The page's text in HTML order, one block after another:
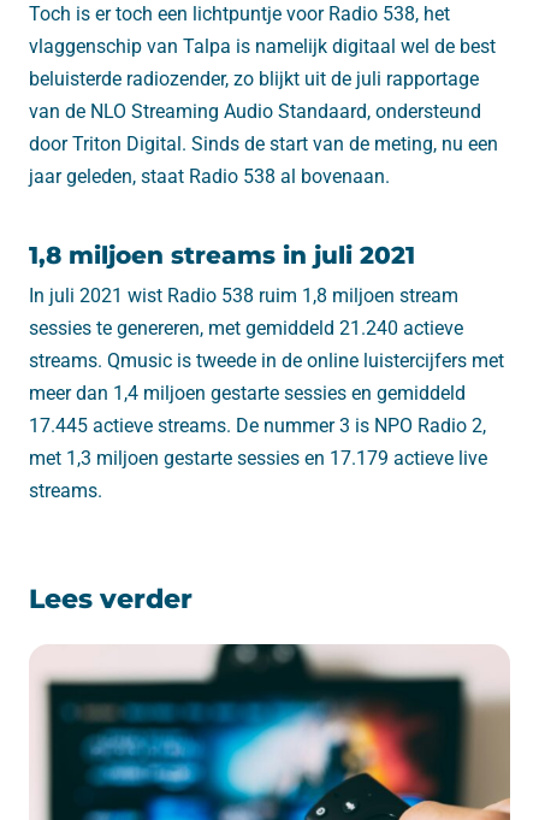
Toch is er toch een lichtpuntje voor Radio 538, het
vlaggenschip van Talpa is namelijk digitaal wel de best
beluisterde radiozender, zo blijkt uit de juli rapportage
van de NLO Streaming Audio Standaard, ondersteund
door Triton Digital. Sinds de start van de meting, nu een
jaar geleden, staat Radio 538 al bovenaan.
1,8 miljoen streams in juli 2021
In juli 2021 wist Radio 538 ruim 1,8 miljoen stream
sessies te genereren, met gemiddeld 21.240 actieve
streams. Qmusic is tweede in de online luistercijfers met
meer dan 1,4 miljoen gestarte sessies en gemiddeld
17.445 actieve streams. De nummer 3 is NPO Radio 2,
met 1,3 miljoen gestarte sessies en 17.179 actieve live
streams.
Lees verder